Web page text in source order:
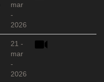
mar
-
2026
21 -
mar
-
2026